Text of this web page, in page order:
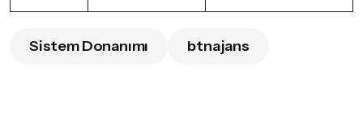
Sistem Donanımı btnajans